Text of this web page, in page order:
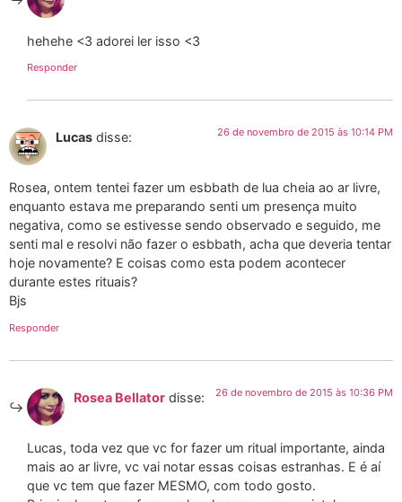
hehehe <3 adorei ler isso <3
Responder
Lucas disse: 26 de novembro de 2015 às 10:14 PM
Rosea, ontem tentei fazer um esbbath de lua cheia ao ar livre,
enquanto estava me preparando senti um presença muito
negativa, como se estivesse sendo observado e seguido, me
senti mal e resolvi não fazer o esbbath, acha que deveria tentar
hoje novamente? E coisas como esta podem acontecer
durante estes rituais?
Bjs
Responder
Rosea Bellator disse: 26 de novembro de 2015 às 10:36 PM
Lucas, toda vez que vc for fazer um ritual importante, ainda
mais ao ar livre, vc vai notar essas coisas estranhas. E é aí
que vc tem que fazer MESMO, com todo gosto.